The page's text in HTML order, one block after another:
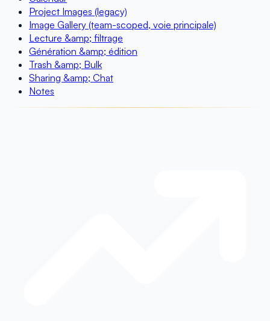
Project Images (legacy)
Image Gallery (team-scoped, voie principale)
Lecture &amp; filtrage
Génération &amp; édition
Trash &amp; Bulk
Sharing &amp; Chat
Notes